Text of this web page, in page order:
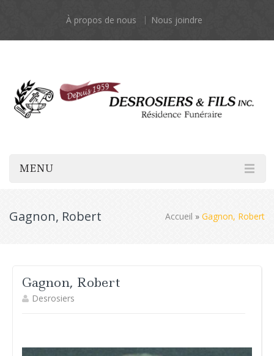
À propos de nous Nous joindre
MENU
Gagnon, Robert Accueil » Gagnon, Robert
Gagnon, Robert
Desrosiers